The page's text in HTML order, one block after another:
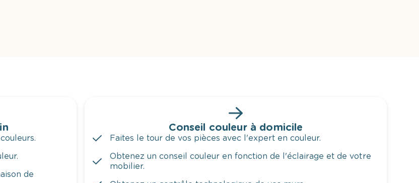
de
Conseil couleur à domicile
Faites le tour de vos pièces avec l'expert en couleur.
Obtenez un conseil couleur en fonction de l'éclairage et de votre
mobilier.